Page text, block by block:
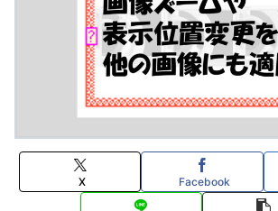
X Facebook